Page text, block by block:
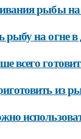
рыбы на
на огне
из